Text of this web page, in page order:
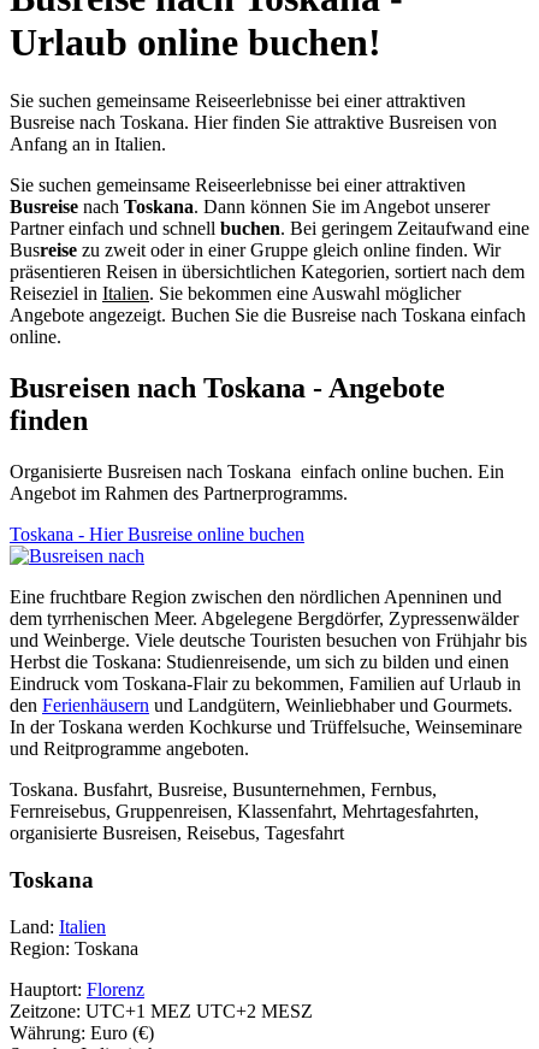
Urlaub online buchen!
Sie suchen gemeinsame Reiseerlebnisse bei einer attraktiven
Busreise nach Toskana. Hier finden Sie attraktive Busreisen von
Anfang an in Italien.
Sie suchen gemeinsame Reiseerlebnisse bei einer attraktiven
Busreise nach Toskana. Dann können Sie im Angebot unserer
Partner einfach und schnell buchen. Bei geringem Zeitaufwand eine
Busreise zu zweit oder in einer Gruppe gleich online finden. Wir
präsentieren Reisen in übersichtlichen Kategorien, sortiert nach dem
Reiseziel in Italien. Sie bekommen eine Auswahl möglicher
Angebote angezeigt. Buchen Sie die Busreise nach Toskana einfach
online.
Busreisen nach Toskana - Angebote
finden
Organisierte Busreisen nach Toskana einfach online buchen. Ein
Angebot im Rahmen des Partnerprogramms.
Toskana - Hier Busreise online buchen
Eine fruchtbare Region zwischen den nördlichen Apenninen und
dem tyrrhenischen Meer. Abgelegene Bergdörfer, Zypressenwälder
und Weinberge. Viele deutsche Touristen besuchen von Frühjahr bis
Herbst die Toskana: Studienreisende, um sich zu bilden und einen
Eindruck vom Toskana-Flair zu bekommen, Familien auf Urlaub in
den Ferienhäusern und Landgütern, Weinliebhaber und Gourmets.
In der Toskana werden Kochkurse und Trüffelsuche, Weinseminare
und Reitprogramme angeboten.
Toskana. Busfahrt, Busreise, Busunternehmen, Fernbus,
Fernreisebus, Gruppenreisen, Klassenfahrt, Mehrtagesfahrten,
organisierte Busreisen, Reisebus, Tagesfahrt
Toskana
Land: Italien
Region: Toskana
Hauptort: Florenz
Zeitzone: UTC+1 MEZ UTC+2 MESZ
Währung: Euro (€)